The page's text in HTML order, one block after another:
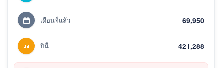
เดือนที่แล้ว 69,950
ปีนี้ 421,288